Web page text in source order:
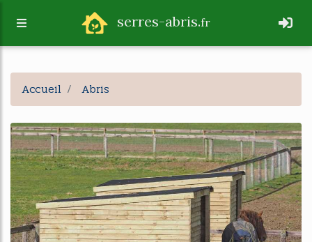
serres-abris.fr
Accueil Abris